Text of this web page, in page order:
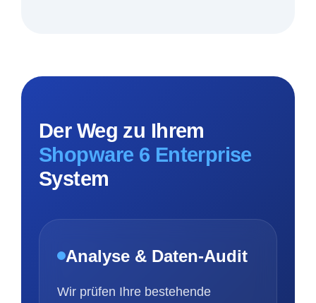
Der Weg zu Ihrem
Shopware 6 Enterprise
System
Analyse & Daten-Audit
Wir prüfen Ihre bestehende